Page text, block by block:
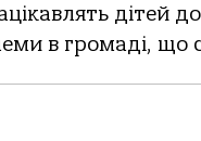
дітей
в громаді, що